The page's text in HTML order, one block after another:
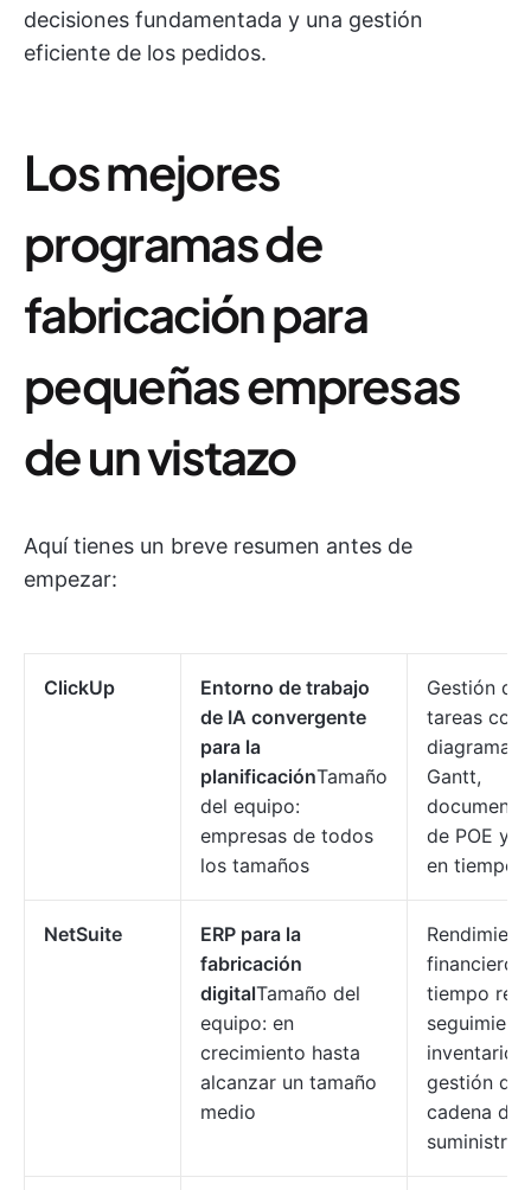
decisiones fundamentada y una gestión
eficiente de los pedidos.
Los mejores
programas de
fabricación para
pequeñas empresas
de un vistazo
Aquí tienes un breve resumen antes de
empezar:
ClickUp
Entorno de trabajo
de IA convergente
para la
planificaciónTamaño
del equipo:
empresas de todos
los tamaños
Gestión de
tareas con
diagramas
Gantt,
de POE y
en tiempo
NetSuite
ERP para la
fabricación
digitalTamaño del
equipo: en
crecimiento hasta
alcanzar un tamaño
medio
financiero
tiempo
inventario y
gestión de
cadena de
suministro.